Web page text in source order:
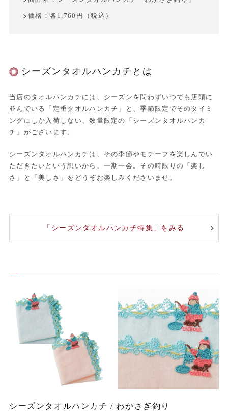
価格：各1,760円（税込）
シーズンタオルハンカチとは
当店のタオルハンカチには、シーズンを問わずいつでも店頭に
並んでいる「定番タオルハンカチ」と、季節限定でそのタイミ
ングにしか入荷しない、数量限定の「シーズンタオルハンカ
チ」がございます。
シーズンタオルハンカチは、その季節やモチーフを楽しんでい
ただきたいという想いから、一期一会。その時限りの「楽し
さ」と「美しさ」をどうぞお楽しみくださいませ。
「シーズンタオルハンカチ特集」をみる
シーズンタオルハンカチ / わかさぎ釣り